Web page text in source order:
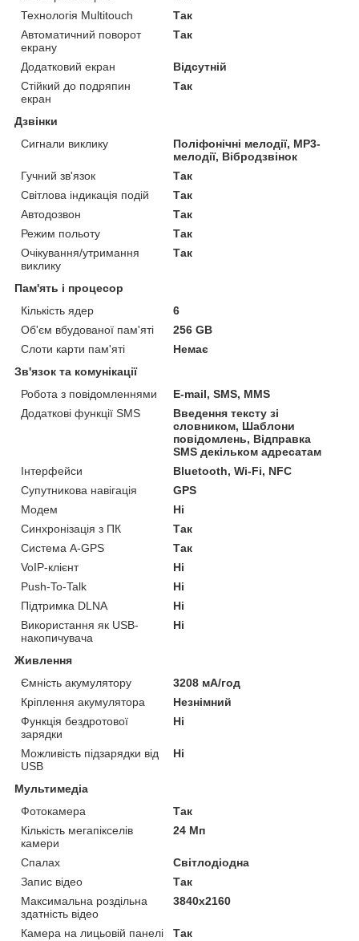
Технологія Multitouch
Так
Автоматичний поворот
екрану
Так
Додатковий екран
Відсутній
Стійкий до подряпин
екран
Так
Дзвінки
Сигнали виклику
Поліфонічні мелодії, MP3-
мелодії, Вібродзвінок
Гучний зв'язок
Так
Світлова індикація подій
Так
Автодозвон
Так
Режим польоту
Так
Очікування/утримання
виклику
Так
Пам'ять і процесор
Кількість ядер
6
Об'єм вбудованої пам'яті
256 GB
Слоти карти пам'яті
Немає
Зв'язок та комунікації
Робота з повідомленнями
E-mail, SMS, MMS
Додаткові функції SMS
Введення тексту зі
словником, Шаблони
повідомлень, Відправка
SMS декільком адресатам
Інтерфейси
Bluetooth, Wi-Fi, NFC
Супутникова навігація
GPS
Модем
Ні
Синхронізація з ПК
Так
Система A-GPS
Так
VoIP-клієнт
Ні
Push-To-Talk
Ні
Підтримка DLNA
Ні
Використання як USB-
накопичувача
Ні
Живлення
Ємність акумулятору
3208 мА/год
Кріплення акумулятора
Незнімний
Функція бездротової
зарядки
Ні
Можливість підзарядки від
USB
Ні
Мультимедіа
Фотокамера
Так
Кількість мегапікселів
камери
24 Мп
Спалах
Світлодіодна
Запис відео
Так
Максимальна роздільна
здатність відео
3840x2160
Камера на лицьовій панелі Так